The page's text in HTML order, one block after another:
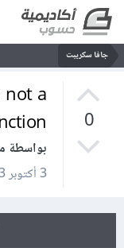
جافا سكريبت
0
not a
بواسطة
3 أكتوبر 2023